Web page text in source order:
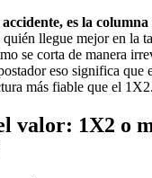
es la
llegue mejor en la
se corta de manera
eso significa que
más fiable que el 1X2.
valor: 1X2 o